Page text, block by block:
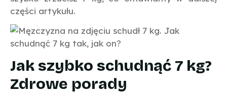
części artykułu.
Jak szybko schudnąć 7 kg?
Zdrowe porady